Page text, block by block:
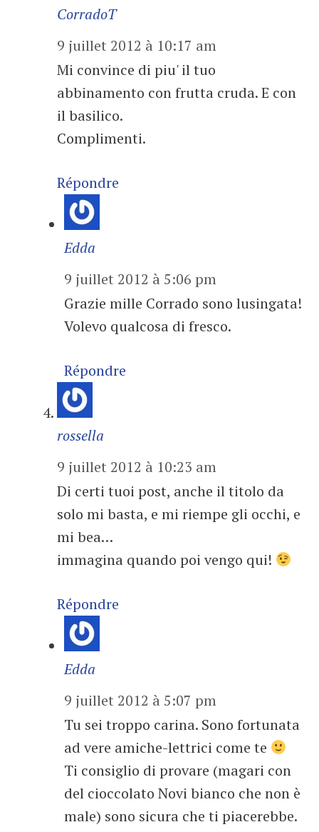
CorradoT
9 juillet 2012 à 10:17 am
Mi convince di piu' il tuo
abbinamento con frutta cruda. E con
il basilico.
Complimenti.
Répondre
Edda
9 juillet 2012 à 5:06 pm
Grazie mille Corrado sono lusingata!
Volevo qualcosa di fresco.
Répondre
rossella
9 juillet 2012 à 10:23 am
Di certi tuoi post, anche il titolo da
solo mi basta, e mi riempe gli occhi, e
mi bea…
immagina quando poi vengo qui!
Répondre
Edda
9 juillet 2012 à 5:07 pm
Tu sei troppo carina. Sono fortunata
ad vere amiche-lettrici come te
Ti consiglio di provare (magari con
del cioccolato Novi bianco che non è
male) sono sicura che ti piacerebbe.